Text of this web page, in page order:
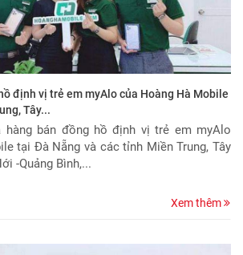
định vị trẻ em myAlo của Hoàng Hà Mobile
Tây...
hàng bán đồng hồ định vị trẻ em myAlo
tại Đà Nẵng và các tỉnh Miền Trung, Tây
-Quảng Bình,...
Xem thêm